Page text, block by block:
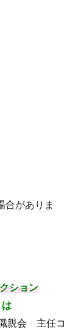
合がありま
ション
親会 主任コ